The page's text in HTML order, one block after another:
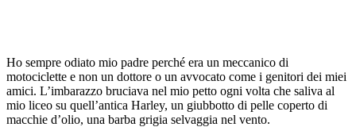
Ho sempre odiato mio padre perché era un meccanico di
motociclette e non un dottore o un avvocato come i genitori dei miei
amici. L’imbarazzo bruciava nel mio petto ogni volta che saliva al
mio liceo su quell’antica Harley, un giubbotto di pelle coperto di
macchie d’olio, una barba grigia selvaggia nel vento.